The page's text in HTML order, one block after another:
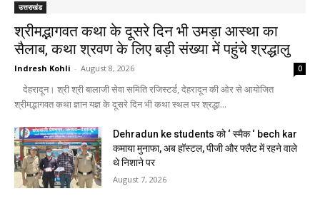
उत्तराखंड
श्रीमद्भागवत कथा के दूसरे दिन भी उमड़ा आस्था का
सैलाब, कथा श्रवण के लिए बड़ी संख्या में पहुंचे श्रद्धालु
Indresh Kohli - August 8, 2026 0
देहरादून। श्री श्री बालाजी सेवा समिति रजिस्टर्ड, देहरादून की ओर से आयोजित
श्रीमद्भागवत कथा ज्ञान यज्ञ के दूसरे दिन भी कथा स्थल पर श्रद्धा...
Dehradun ke students को ‘ स्मैक ‘ bech kar
कमाया मुनाफा, अब हॉस्टल, पीजी और फ्लैट में रहने वाले
थे निशाने पर
August 7, 2026